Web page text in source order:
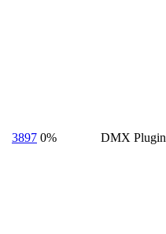
3897 0% DMX Plugin